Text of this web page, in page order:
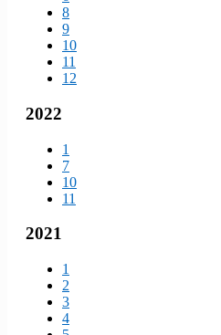
8
9
10
11
12
2022
1
7
10
11
2021
1
2
3
4